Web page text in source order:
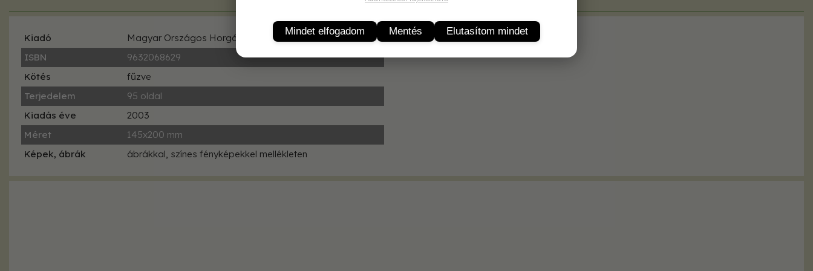
Kiadó
Magyar Országos Horgász Szövetség
ISBN
9632068629
Kötés
fűzve
Terjedelem
95 oldal
Kiadás éve
2003
Méret
145x200 mm
Képek, ábrák
ábrákkal, színes fényképekkel mellékleten
Mindet elfogadom Mentés Elutasítom mindet